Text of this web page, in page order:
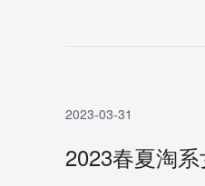
2023-03-31
2023春夏淘